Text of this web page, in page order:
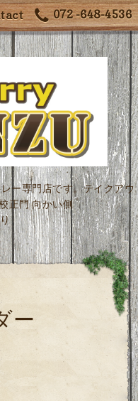
072 -648-4536
ー専門店です。テイクアウ
正門 向かい側
ー